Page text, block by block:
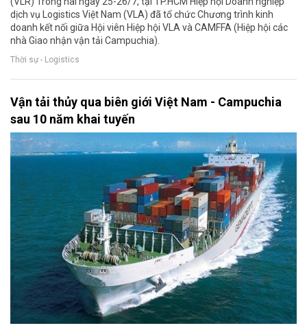
dịch vụ Logistics Việt Nam (VLA) đã tổ chức Chương trình kinh
doanh kết nối giữa Hội viên Hiệp hội VLA và CAMFFA (Hiệp hội các
nhà Giao nhận vận tải Campuchia).
Thời sự - Logistics
Vận tải thủy qua biên giới Việt Nam - Campuchia
sau 10 năm khai tuyến